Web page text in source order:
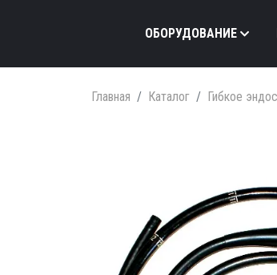
ОБОРУДОВАНИЕ
Главная Каталог Гибкое